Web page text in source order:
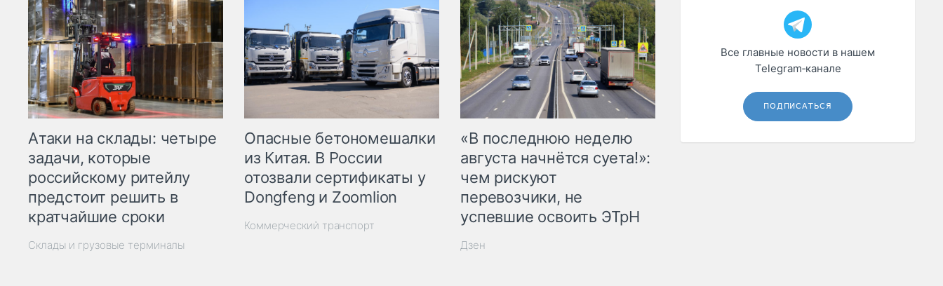
Атаки на склады: четыре
задачи, которые
российскому ритейлу
предстоит решить в
кратчайшие сроки
Склады и грузовые терминалы
Опасные бетономешалки
из Китая. В России
отозвали сертификаты у
Dongfeng и Zoomlion
Коммерческий транспорт
«В последнюю неделю
августа начнётся суета!»:
чем рискуют
перевозчики, не
успевшие освоить ЭТрН
Дзен
Все главные новости в нашем
Telegram‑канале
ПОДПИСАТЬСЯ